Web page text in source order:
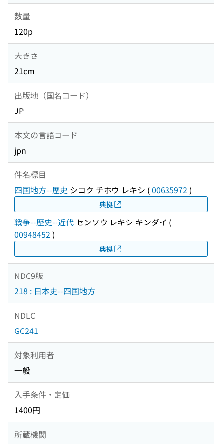
数量
120p
大きさ
21cm
出版地（国名コード）
JP
本文の言語コード
jpn
件名標目
四国地方--歴史 シコク チホウ レキシ (00635972 )
典拠
戦争--歴史--近代 センソウ レキシ キンダイ (
00948452 )
典拠
NDC9版
218 : 日本史--四国地方
NDLC
GC241
対象利用者
一般
入手条件・定価
1400円
所蔵機関